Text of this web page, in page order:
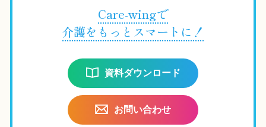
Care-wingで
介護をもっとスマートに！
資料ダウンロード
お問い合わせ